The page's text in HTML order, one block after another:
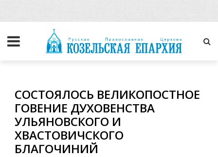
СОСТОЯЛОСЬ ВЕЛИКОПОСТНОЕ
ГОВЕНИЕ ДУХОВЕНСТВА
УЛЬЯНОВСКОГО И
ХВАСТОВИЧСКОГО
БЛАГОЧИНИЙ